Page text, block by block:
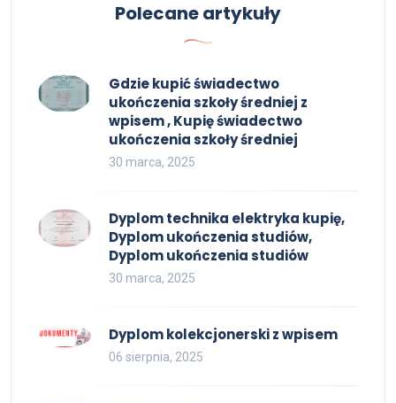
Polecane artykuły
Gdzie kupić świadectwo
ukończenia szkoły średniej z
wpisem , Kupię świadectwo
ukończenia szkoły średniej
30 marca, 2025
Dyplom technika elektryka kupię,
Dyplom ukończenia studiów,
Dyplom ukończenia studiów
30 marca, 2025
Dyplom kolekcjonerski z wpisem
06 sierpnia, 2025